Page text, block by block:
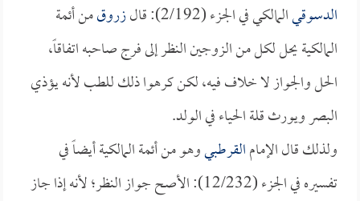
الدسوقيالمالكي في الجزء (2/192): قال زروقمن أئمة
المالكية يحل لكل من الزوجين النظر إلى فرج صاحبه اتفاقاً،
الحل والجواز لا خلاف فيه، لكن كرهوا ذلك للطب لأنه يؤذي
البصر ويورث قلة الحياء في الولد.
ولذلك قال الإمامالقرطبيوهو من أئمة المالكية أيضاً في
تفسيره في الجزء (12/232): الأصح جواز النظر؛ لأنه إذا جاز